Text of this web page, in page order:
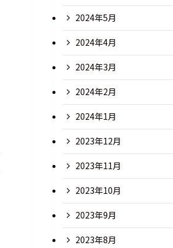
2024年5月
2024年4月
2024年3月
2024年2月
2024年1月
2023年12月
2023年11月
2023年10月
2023年9月
2023年8月